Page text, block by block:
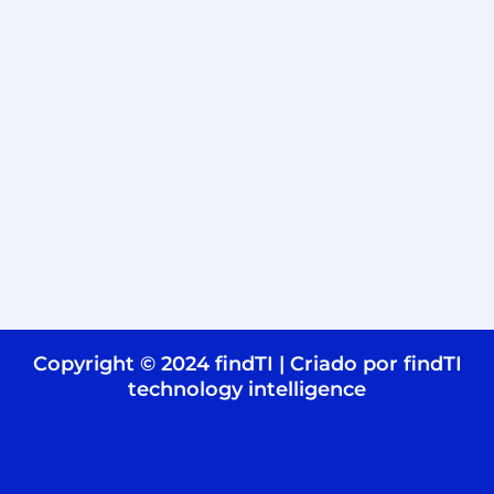
Copyright © 2024 findTI | Criado por findTI
technology intelligence